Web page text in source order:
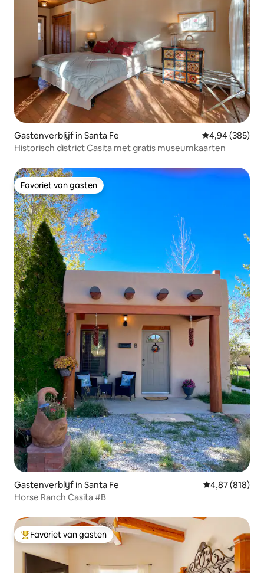
Gastenverblijf in Santa Fe Gemiddelde
4,94 (385)
Historisch district Casita met gratis museumkaarten
Favoriet van gasten
Favoriet van gasten
Gastenverblijf in Santa Fe Gemiddelde
4,87 (818)
Horse Ranch Casita #B
Topfavoriet van gasten
Favoriet van gasten